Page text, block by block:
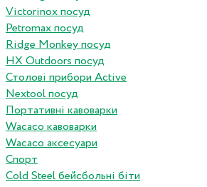
Victorinox посуд
Petromax посуд
Ridge Monkey посуд
HX Outdoors посуд
Столові прибори Active
Nextool посуд
Портативні кавоварки
Wacaco кавоварки
Wacaco аксесуари
Спорт
Cold Steel бейсбольні біти